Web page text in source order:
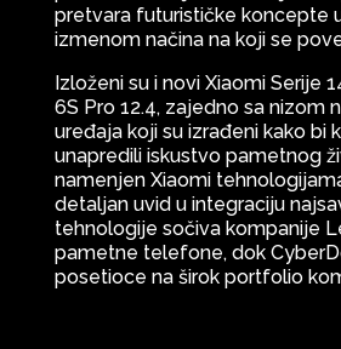
pretvara futurističke koncepte
izmenom načina na koji se
Izloženi su i novi Xiaomi Serije
6S Pro 12.4, zajedno sa nizom
uređaja koji su izrađeni kako bi
unapredili iskustvo pametnog
namenjen Xiaomi
detaljan uvid u integraciju
tehnologije sočiva kompanije
pametne telefone, dok
posetioce na širok portfolio